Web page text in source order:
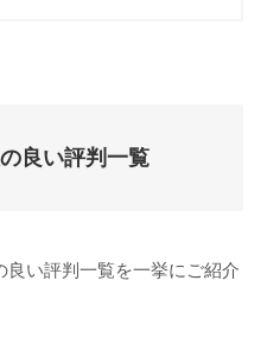
良い評判一覧
良い評判一覧を一挙にご紹介